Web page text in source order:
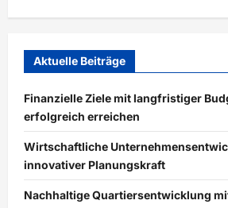
Aktuelle Beiträge
Finanzielle Ziele mit langfristiger
erfolgreich erreichen
Wirtschaftliche
innovativer Planungskraft
Nachhaltige Quartiersentwicklung